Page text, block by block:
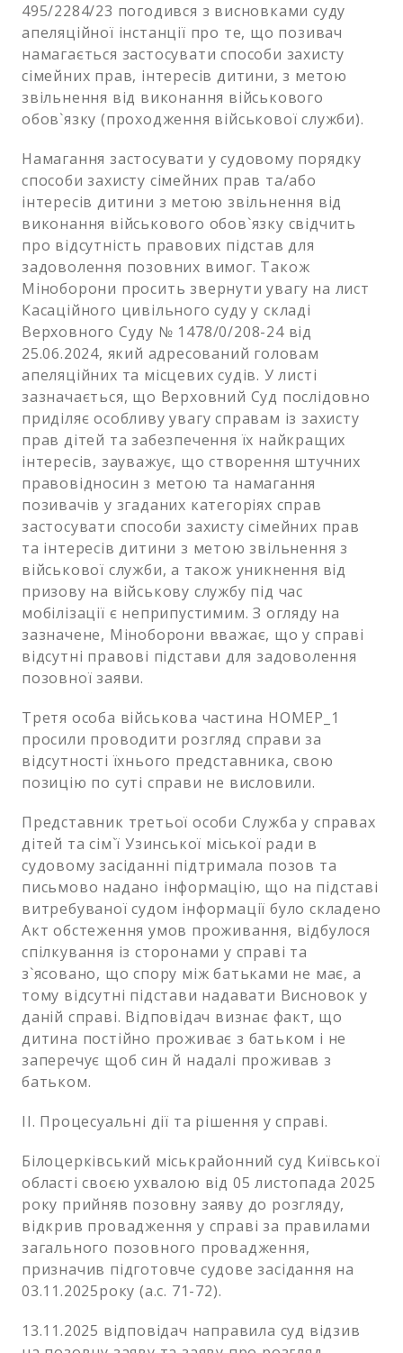
495/2284/23 погодився з висновками суду
апеляційної інстанції про те, що позивач
намагається застосувати способи захисту
сімейних прав, інтересів дитини, з метою
звільнення від виконання військового
обов`язку (проходження військової служби).
Намагання застосувати у судовому порядку
способи захисту сімейних прав та/або
інтересів дитини з метою звільнення від
виконання військового обов`язку свідчить
про відсутність правових підстав для
задоволення позовних вимог. Також
Міноборони просить звернути увагу на лист
Касаційного цивільного суду у складі
Верховного Суду № 1478/0/208-24 від
25.06.2024, який адресований головам
апеляційних та місцевих судів. У листі
зазначається, що Верховний Суд послідовно
приділяє особливу увагу справам із захисту
прав дітей та забезпечення їх найкращих
інтересів, зауважує, що створення штучних
правовідносин з метою та намагання
позивачів у згаданих категоріях справ
застосувати способи захисту сімейних прав
та інтересів дитини з метою звільнення з
військової служби, а також уникнення від
призову на військову службу під час
мобілізації є неприпустимим. З огляду на
зазначене, Міноборони вважає, що у справі
відсутні правові підстави для задоволення
позовної заяви.
Третя особа військова частина НОМЕР_1
просили проводити розгляд справи за
відсутності їхнього представника, свою
позицію по суті справи не висловили.
Представник третьої особи Служба у справах
дітей та сім`ї Узинської міської ради в
судовому засіданні підтримала позов та
письмово надано інформацію, що на підставі
витребуваної судом інформації було складено
Акт обстеження умов проживання, відбулося
спілкування із сторонами у справі та
з`ясовано, що спору між батьками не має, а
тому відсутні підстави надавати Висновок у
даній справі. Відповідач визнає факт, що
дитина постійно проживає з батьком і не
заперечує щоб син й надалі проживав з
батьком.
ІІ. Процесуальні дії та рішення у справі.
Білоцерківський міськрайонний суд Київської
області своєю ухвалою від 05 листопада 2025
року прийняв позовну заяву до розгляду,
відкрив провадження у справі за правилами
загального позовного провадження,
призначив підготовче судове засідання на
03.11.2025року (а.с. 71-72).
13.11.2025 відповідач направила суд відзив